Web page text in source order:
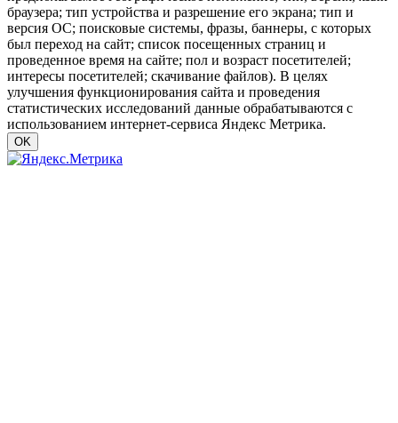
браузера; тип устройства и разрешение его экрана; тип и
версия ОС; поисковые системы, фразы, баннеры, с которых
был переход на сайт; список посещенных страниц и
проведенное время на сайте; пол и возраст посетителей;
интересы посетителей; скачивание файлов). В целях
улучшения функционирования сайта и проведения
статистических исследований данные обрабатываются с
использованием интернет-сервиса Яндекс Метрика.
OK